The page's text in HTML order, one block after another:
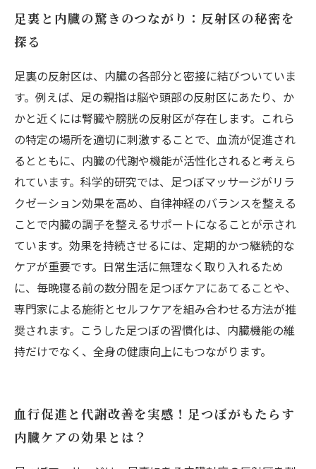
足裏と内臓の驚きのつながり：反射区の秘密を
探る
足裏の反射区は、内臓の各部分と密接に結びついていま
す。例えば、足の親指は脳や頭部の反射区にあたり、か
かと近くには腎臓や膀胱の反射区が存在します。これら
の特定の場所を適切に刺激することで、血流が促進され
るとともに、内臓の代謝や機能が活性化されると考えら
れています。科学的研究では、足つぼマッサージがリラ
クゼーション効果を高め、自律神経のバランスを整える
ことで内臓の調子を整えるサポートになることが示され
ています。効果を持続させるには、定期的かつ継続的な
ケアが重要です。日常生活に無理なく取り入れるため
に、毎晩寝る前の数分間を足つぼケアにあてることや、
専門家による施術とセルフケアを組み合わせる方法が推
奨されます。こうした足つぼの習慣化は、内臓機能の維
持だけでなく、全身の健康向上にもつながります。
血行促進と代謝改善を実感！足つぼがもたらす
内臓ケアの効果とは？